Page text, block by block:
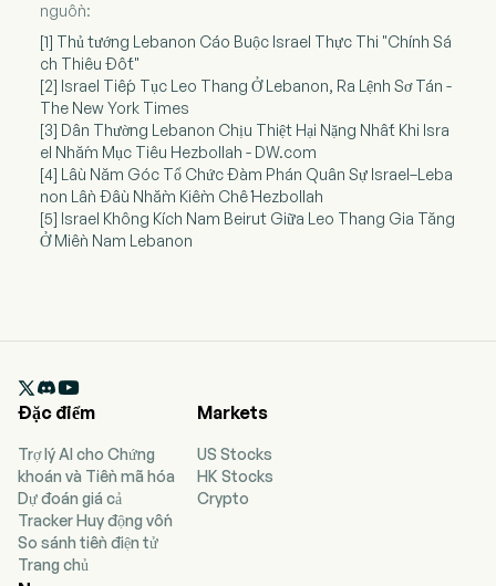
nguồn:
[1] Thủ tướng Lebanon Cáo Buộc Israel Thực Thi "Chính Sá
ch Thiêu Đốt"
[2] Israel Tiếp Tục Leo Thang Ở Lebanon, Ra Lệnh Sơ Tán -
The New York Times
[3] Dân Thường Lebanon Chịu Thiệt Hại Nặng Nhất Khi Isra
el Nhắm Mục Tiêu Hezbollah - DW.com
[4] Lầu Năm Góc Tổ Chức Đàm Phán Quân Sự Israel–Leba
non Lần Đầu Nhằm Kiềm Chế Hezbollah
[5] Israel Không Kích Nam Beirut Giữa Leo Thang Gia Tăng
Ở Miền Nam Lebanon

Đặc điểm
Trợ lý AI cho Chứng
khoán và Tiền mã hóa
Dự đoán giá cả
Tracker Huy động vốn
So sánh tiền điện tử
Trang chủ
Markets
US Stocks
HK Stocks
Crypto